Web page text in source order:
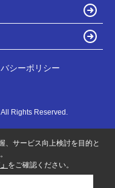
シーポリシー
Rights Reserved.
、サービス向上検討を目的と
をご確認ください。